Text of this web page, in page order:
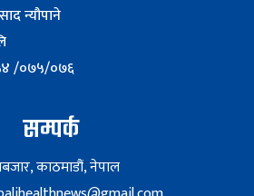
न्यौपाने
/०७५/०७६
सम्पर्क
काठमाडौं, नेपाल